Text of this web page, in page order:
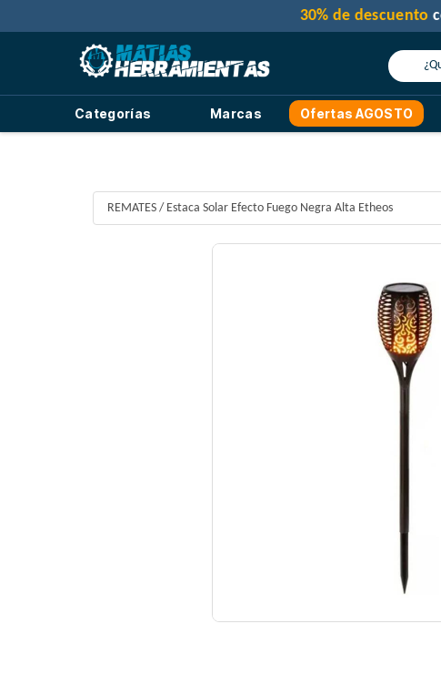
Categorías Marcas Ofertas AGOSTO
REMATES / Estaca Solar Efecto Fuego Negra Alta Etheos